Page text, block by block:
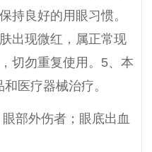
持良好的用眼习惯。
出现微红，属正常现
切勿重复使用。5、本
医疗器械治疗。
部外伤者；眼底出血